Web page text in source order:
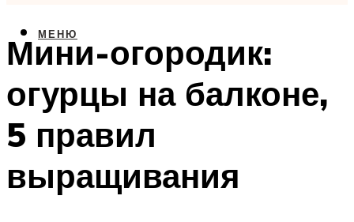
МЕНЮ
Мини-огородик:
огурцы на балконе,
5 правил
выращивания